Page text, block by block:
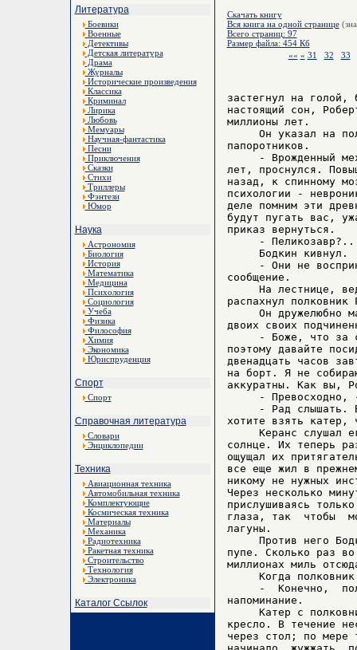
Литература
Боевики
Военные
Детективы
Детская литература
Драма
Журналы
Исторические произведения
Классика
Криминал
Лирика
Любовь
Мемуары
Научная-фантастика
Песни
Приключения
Сказки
Стихи
Триллеры
Фэнтези
Юмор
Наука
Астрономия
Биология
История
Математика
Медицина
Психология
Социология
Учеба
Физика
Философия
Химия
Экономика
Юриспруденция
Спорт
Спорт
Справочная литература
Словари
Энциклопедии
Техника
Авиационная техника
Автомобильная техника
Комплектующие
Космическая техника
Материалы
Механика
Радиотехника
Ракетная техника
Строительство
Технология
Электроника
Каталог Ссылок
Скачать книгу
Вся книга на одной странице
Всего страниц: 97
Размер файла: 454 Кб
«« « 31 32 33
застегнул на
настоящий сон,
миллионы лет.
Он указал на
папоротников.
- Врожденный
лет, проснулся.
назад, к спинному
психологии -
деле помним эти
будут пугать вас,
приказ вернуться.
-
     Бодкин кивнул.
- Они не
сообщение.
На лестнице,
распахнул
Он дружелюбно
двоих своих
- Боже, что за
поэтому давайте
двенадцать часов
на борт. Я не
аккуратны. Как вы,
- Превосходно,
- Рад слышать.
хотите взять
Керанс слушал
солнце. Их теперь
ощущал их
все еще жил в
никому не нужных
Через несколько
прислушиваясь
глаза, так  чтобы
лагуны.
Против него
пупе. Сколько раз
миллионах миль
Когда
-  Конечно,
напоминание.
Катер с
кресло. В течение
через стол; по мере